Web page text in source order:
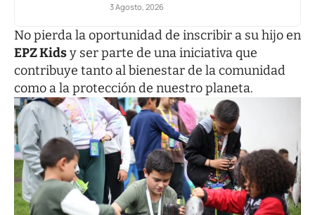
3 Agosto, 2026
No pierda la oportunidad de inscribir a su hijo en
EPZ Kidsy ser parte de una iniciativa que
contribuye tanto al bienestar de la comunidad
como a la protección de nuestro planeta.